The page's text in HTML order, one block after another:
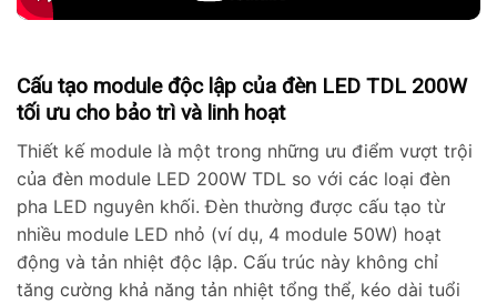
Cấu tạo module độc lập của đèn LED TDL 200W
tối ưu cho bảo trì và linh hoạt
Thiết kế module là một trong những ưu điểm vượt trội
của đèn module LED 200W TDL so với các loại đèn
pha LED nguyên khối. Đèn thường được cấu tạo từ
nhiều module LED nhỏ (ví dụ, 4 module 50W) hoạt
động và tản nhiệt độc lập. Cấu trúc này không chỉ
tăng cường khả năng tản nhiệt tổng thể, kéo dài tuổi